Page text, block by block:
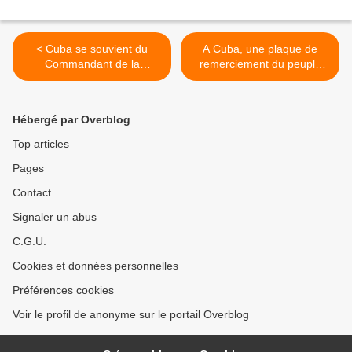
< Cuba se souvient du
Commandant de la
Révolution Juan Almeida
A Cuba, une plaque de
remerciement du peuple
chilien est dévoilée >
Hébergé par Overblog
Top articles
Pages
Contact
Signaler un abus
C.G.U.
Cookies et données personnelles
Préférences cookies
Voir le profil de anonyme sur le portail Overblog